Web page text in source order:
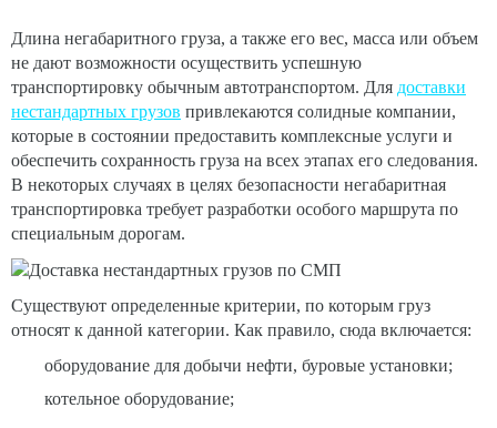
Длина негабаритного груза, а также его вес, масса или объем
не дают возможности осуществить успешную
транспортировку обычным автотранспортом. Для доставки
нестандартных грузов привлекаются солидные компании,
которые в состоянии предоставить комплексные услуги и
обеспечить сохранность груза на всех этапах его следования.
В некоторых случаях в целях безопасности негабаритная
транспортировка требует разработки особого маршрута по
специальным дорогам.
Существуют определенные критерии, по которым груз
относят к данной категории. Как правило, сюда включается:
оборудование для добычи нефти, буровые установки;
котельное оборудование;